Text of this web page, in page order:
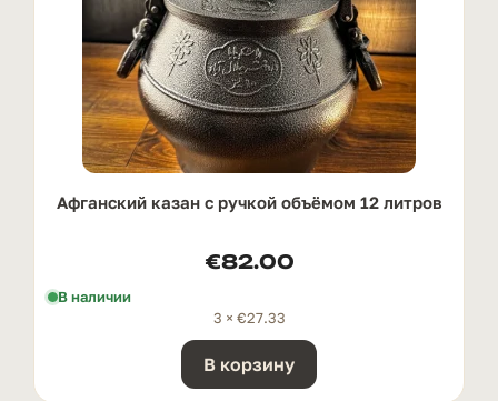
Афганский казан с ручкой oбъёмом 12 литров
€82.00
В наличии
3 × €27.33
В корзину